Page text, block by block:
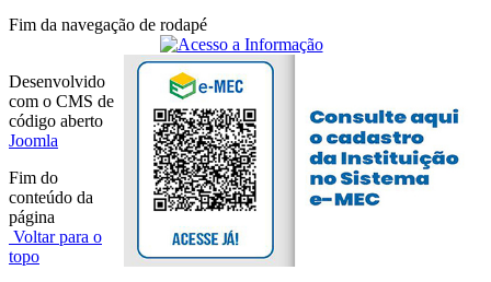
Fim da navegação de rodapé
Desenvolvido
com o CMS de
código aberto
Joomla
Fim do
conteúdo da
página
Voltar para o
topo